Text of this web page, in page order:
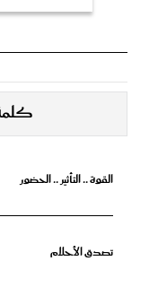
كلمة
القوة .. التأثير .. الحضور
تصدق الأحلام